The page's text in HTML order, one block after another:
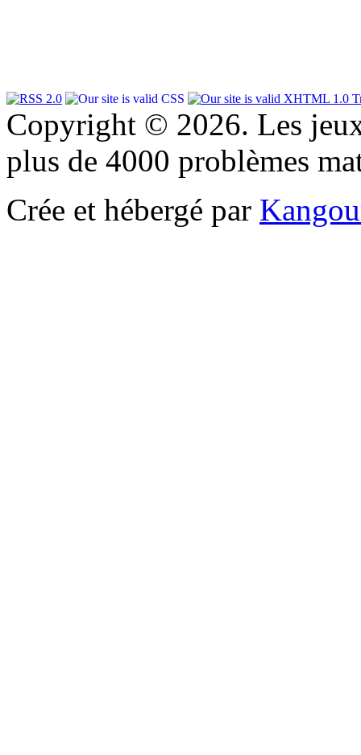
Copyright © 2026. Les
plus de 4000 problèmes
Crée et hébergé par